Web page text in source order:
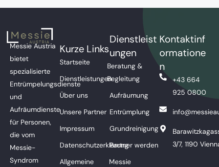
Messie Austria
bietet
spezialisierte
Entrümpelungsdienste
und
Aufräumdienste
für Personen,
die vom
Messie-
Syndrom
Kurze Links
Startseite
Dienstleistungen
Über uns
Unsere Partner
Impressum
Datenschutzerklärung
Allgemeine
Dienstleist
ungen
Beratung &
Begleitung
Aufräumung
Entrümplung
Grundreinigung
Partner werden
Messie
Kontaktinf
ormatione
n
+43 664
925 0800
3/7, 1190